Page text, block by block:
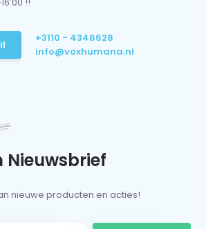
+3110 - 4346628
info@voxhumana.nl
Nieuwsbrief
nieuwe producten en acties!